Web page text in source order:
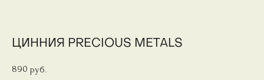
ЦИННИЯ PRECIOUS METALS
890 руб.